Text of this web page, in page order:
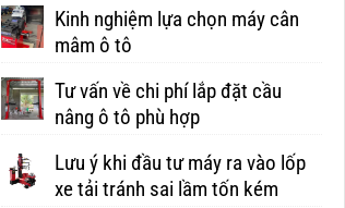
Kinh nghiệm lựa chọn máy cân
mâm ô tô
Tư vấn về chi phí lắp đặt cầu
nâng ô tô phù hợp
Lưu ý khi đầu tư máy ra vào lốp
xe tải tránh sai lầm tốn kém